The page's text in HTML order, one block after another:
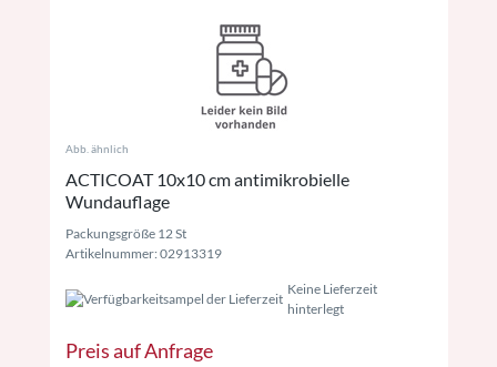
Abb. ähnlich
ACTICOAT 10x10 cm antimikrobielle
Wundauflage
Packungsgröße 12 St
Artikelnummer: 02913319
Keine Lieferzeit
hinterlegt
Preis auf Anfrage